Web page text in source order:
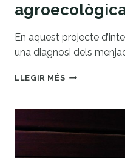
En aquest projecte
una diagnosi dels
LLEGIR MÉSDIAGNOSI
ESCOLARS
LA